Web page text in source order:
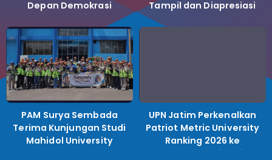
Depan Demokrasi
Indonesia
Tampil dan Diapresiasi
PAM Surya Sembada
Terima Kunjungan Studi
Mahidol University
UPN Jatim Perkenalkan
Patriot Metric University
Ranking 2026 ke
Perguruan Tinggi